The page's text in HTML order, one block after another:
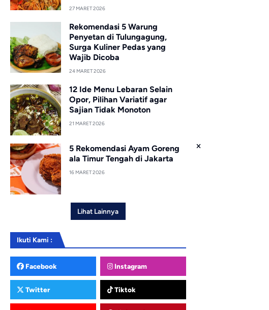
27 MARET 2026
Rekomendasi 5 Warung
Penyetan di Tulungagung,
Surga Kuliner Pedas yang
Wajib Dicoba
24 MARET 2026
12 Ide Menu Lebaran Selain
Opor, Pilihan Variatif agar
Sajian Tidak Monoton
21 MARET 2026
5 Rekomendasi Ayam Goreng
ala Timur Tengah di Jakarta
16 MARET 2026
Lihat Lainnya
Ikuti Kami :
Facebook Instagram
Twitter Tiktok